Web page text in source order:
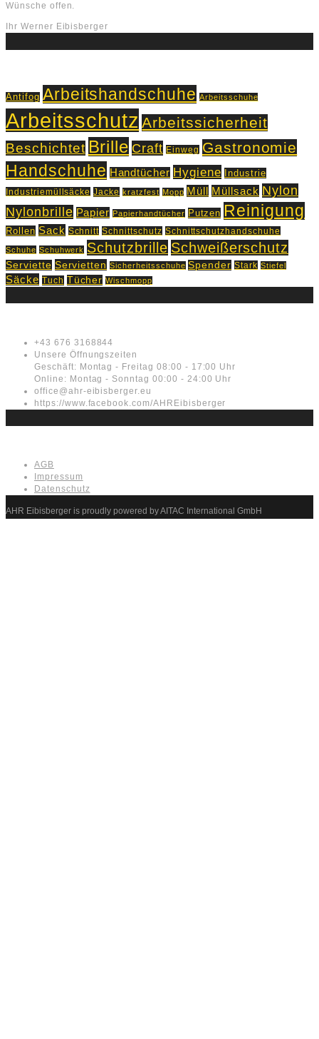
Wünsche offen.
Ihr Werner Eibisberger
Antifog Arbeitshandschuhe Arbeitsschuhe
Arbeitsschutz Arbeitssicherheit
Beschichtet Brille Craft Einweg Gastronomie
Handschuhe Handtücher Hygiene Industrie
Industriemüllsäcke Jacke kratzfest Mopp Müll Müllsack Nylon
Nylonbrille Papier Papierhandtücher Putzen Reinigung
Rollen Sack Schnitt Schnittschutz Schnittschutzhandschuhe
Schuhe Schuhwerk Schutzbrille Schweißerschutz
Serviette Servietten Sicherheitsschuhe Spender Stark Stiefel
Säcke Tuch Tücher Wischmopp
+43 676 3168844
Unsere Öffnungszeiten
Geschäft: Montag - Freitag 08:00 - 17:00 Uhr
Online: Montag - Sonntag 00:00 - 24:00 Uhr
office@ahr-eibisberger.eu
https://www.facebook.com/AHREibisberger
AGB
Impressum
Datenschutz
AHR Eibisberger is proudly powered by AITAC International GmbH